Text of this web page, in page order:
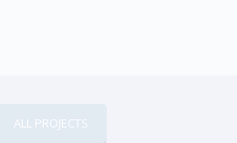
ALL PROJECTS